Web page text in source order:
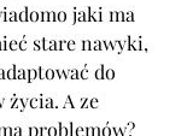
jaki ma
stare nawyki,
do
A ze
problemów?